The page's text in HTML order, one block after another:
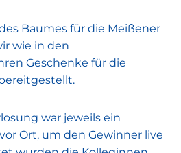
Baumes für die Meißener
wie in den
Geschenke für die
war jeweils ein
Ort, um den Gewinner live